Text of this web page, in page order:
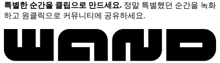
특별한 순간을 클립으로 만드세요. 정말 특별했던 순간을 녹화
하고 원클릭으로 커뮤니티에 공유하세요.